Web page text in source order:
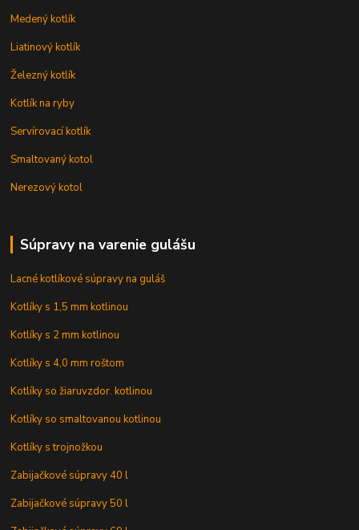
Medený kotlík
Liatinový kotlík
Železný kotlík
Kotlík na ryby
Servírovací kotlík
Smaltovaný kotol
Nerezový kotol
Súpravy na varenie gulášu
Lacné kotlíkové súpravy na guláš
Kotlíky s 1,5 mm kotlinou
Kotlíky s 2 mm kotlinou
Kotlíky s 4,0 mm roštom
Kotlíky so žiaruvzdor. kotlinou
Kotlíky so smaltovanou kotlinou
Kotlíky s trojnožkou
Zabijačkové súpravy 40 l
Zabijačkové súpravy 50 l